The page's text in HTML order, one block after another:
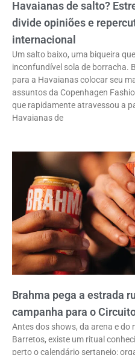
Havaianas de salto?
divide opiniões e
internacional
Um salto baixo, uma biqueira
inconfundível sola de borracha.
para a Havaianas colocar seu
assuntos da Copenhagen
que rapidamente atravessou a
Havaianas de
Brahma pega a estrada
campanha para o
Antes dos shows, da arena e
Barretos, existe um ritual
perto o calendário sertanejo: